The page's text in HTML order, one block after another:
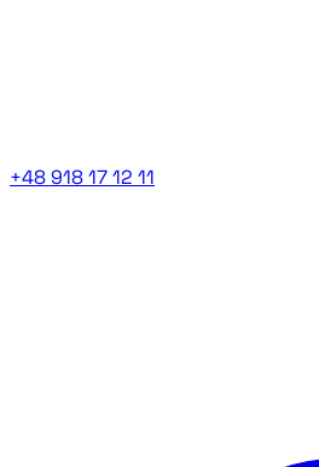
+48 918 17 12 11